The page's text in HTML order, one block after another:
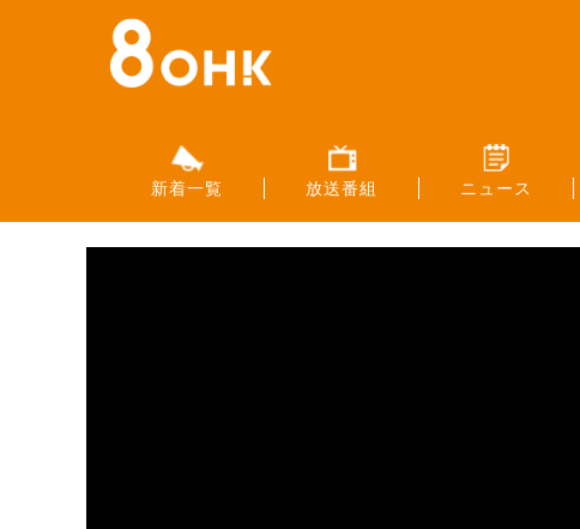
新着一覧 放送番組 ニュース